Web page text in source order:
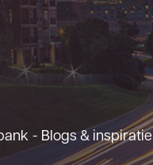
- Blogs & inspiratie